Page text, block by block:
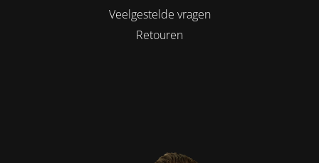
Veelgestelde vragen
Retouren